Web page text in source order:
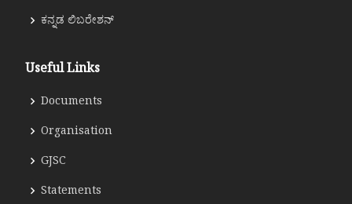
ಕನ್ನಡ ಲಿಬರೇಶನ್
Useful Links
Documents
Organisation
GJSC
Statements